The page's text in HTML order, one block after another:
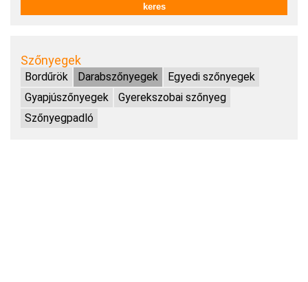
Szőnyegek
Bordűrök Darabszőnyegek
Egyedi szőnyegek
Gyapjúszőnyegek
Gyerekszobai szőnyeg
Szőnyegpadló